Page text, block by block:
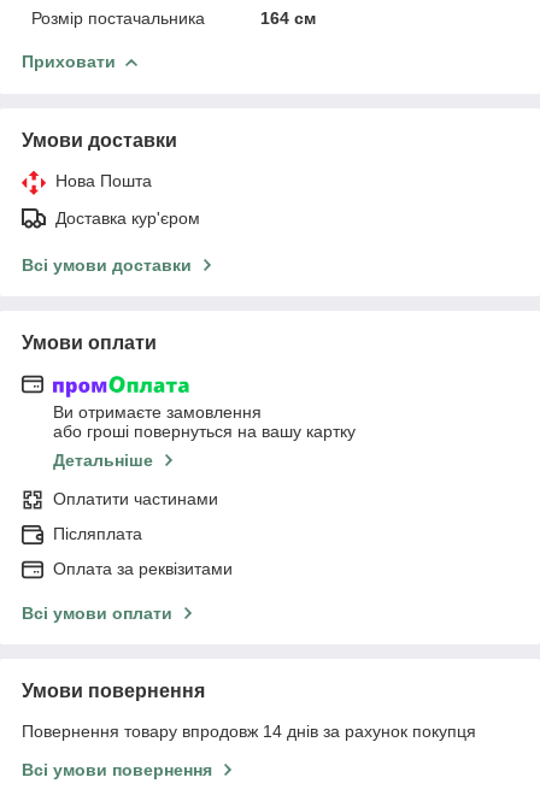
Розмір постачальника
164 см
Приховати
Умови доставки
Нова Пошта
Доставка кур'єром
Всі умови доставки
Умови оплати
Ви отримаєте замовлення
або гроші повернуться на вашу картку
Детальніше
Оплатити частинами
Післяплата
Оплата за реквізитами
Всі умови оплати
Умови повернення
Повернення товару впродовж 14 днів за рахунок покупця
Всі умови повернення